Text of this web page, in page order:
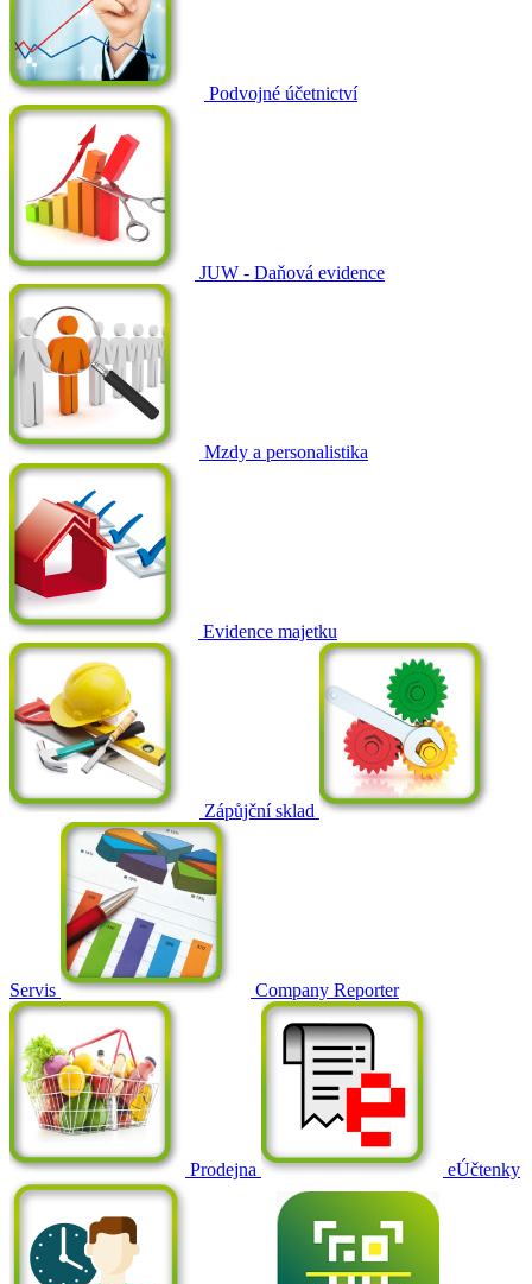
Podvojné účetnictví
JUW - Daňová evidence
Mzdy a personalistika
Evidence majetku
Zápůjční sklad
Servis Company Reporter
Prodejna eÚčtenky